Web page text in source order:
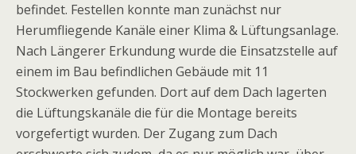
befindet. Festellen konnte man zunächst nur
Herumfliegende Kanäle einer Klima & Lüftungsanlage.
Nach Längerer Erkundung wurde die Einsatzstelle auf
einem im Bau befindlichen Gebäude mit 11
Stockwerken gefunden. Dort auf dem Dach lagerten
die Lüftungskanäle die für die Montage bereits
vorgefertigt wurden. Der Zugang zum Dach